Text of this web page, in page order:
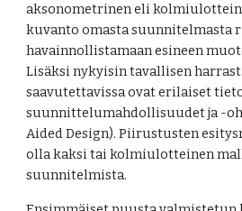
aksonometrinen eli
kuvanto omasta suunnitelmasta
havainnollistamaan esineen
Lisäksi nykyisin tavallisen
saavutettavissa ovat erilaiset
suunnittelumahdollisuudet ja -
Aided Design). Piirustusten
olla kaksi tai kolmiulotteinen
suunnitelmista.